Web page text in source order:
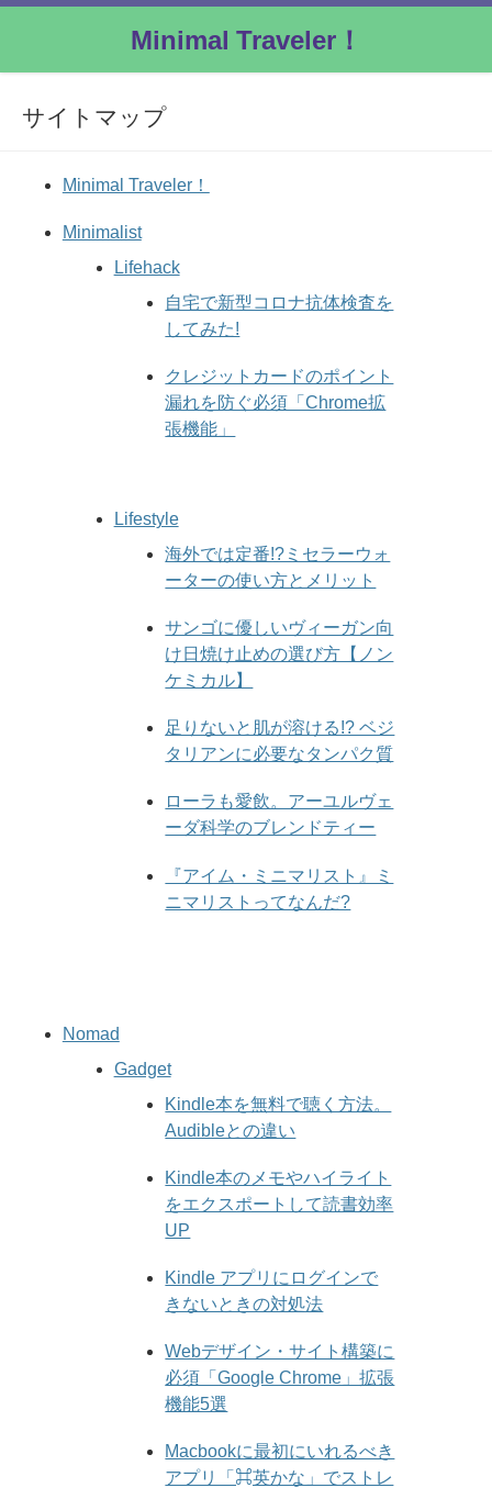
Minimal Traveler！
サイトマップ
Minimal Traveler！
Minimalist
Lifehack
自宅で新型コロナ抗体検査を
してみた!
クレジットカードのポイント
漏れを防ぐ必須「Chrome拡
張機能」
Lifestyle
海外では定番!?ミセラーウォ
ーターの使い方とメリット
サンゴに優しいヴィーガン向
け日焼け止めの選び方【ノン
ケミカル】
足りないと肌が溶ける!? ベジ
タリアンに必要なタンパク質
ローラも愛飲。アーユルヴェ
ーダ科学のブレンドティー
『アイム・ミニマリスト』ミ
ニマリストってなんだ?
Nomad
Gadget
Kindle本を無料で聴く方法。
Audibleとの違い
Kindle本のメモやハイライト
をエクスポートして読書効率
UP
Kindle アプリにログインで
きないときの対処法
Webデザイン・サイト構築に
必須「Google Chrome」拡張
機能5選
Macbookに最初にいれるべき
アプリ「⌘英かな」でストレ